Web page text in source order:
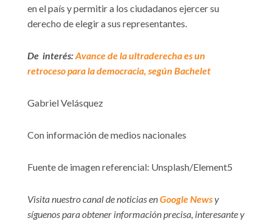
en el país y permitir a los ciudadanos ejercer su
derecho de elegir a sus representantes.
De interés:Avance de la ultraderecha es un
retroceso para la democracia, según Bachelet
Gabriel Velásquez
Con información de medios nacionales
Fuente de imagen referencial: Unsplash/Element5
Visita nuestro canal de noticias enGoogle Newsy
síguenos para obtener información precisa, interesante y